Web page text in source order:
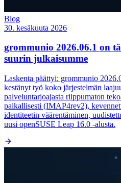
Blog
30. kesäkuuta 2026
grommunio 2026.06.1 on
suurin julkaisumme
Laskenta päättyi: grommunio
kestänyt työ koko järjestelmän
palveluntarjoajasta riippumaton
paikallisesti (IMAP4rev2),
identiteetin väärentäminen,
uusi openSUSE Leap 16.0 -alusta.